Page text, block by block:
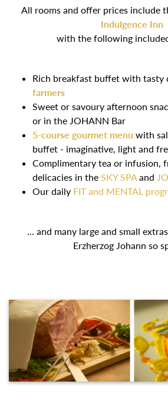
All rooms and offer prices include
Indulgence Inn
with the following
Rich breakfast buffet with tasty
farmers
Sweet or savoury afternoon
or in the JOHANN Bar
5-course gourmet menuwith
buffet - imaginative, light and
Complimentary tea or infusion,
delicacies in theSKY SPAand
Our daily FIT and MENTAL
... and many large and small
Erzherzog Johann so